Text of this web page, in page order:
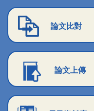
論文比對
論文上傳